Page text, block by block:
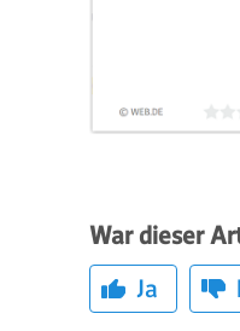
War dieser
Ja